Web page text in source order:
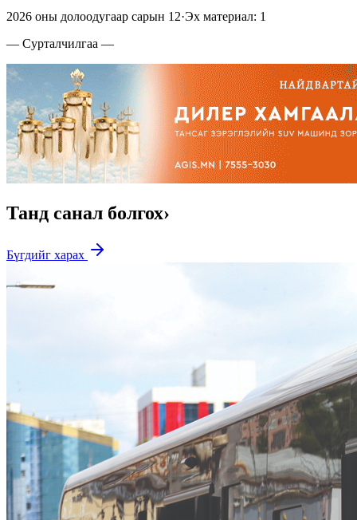
2026 оны долоодугаар сарын 12·Эх материал: 1
— Сурталчилгаа —
Танд санал болгох›
Бүгдийг харах